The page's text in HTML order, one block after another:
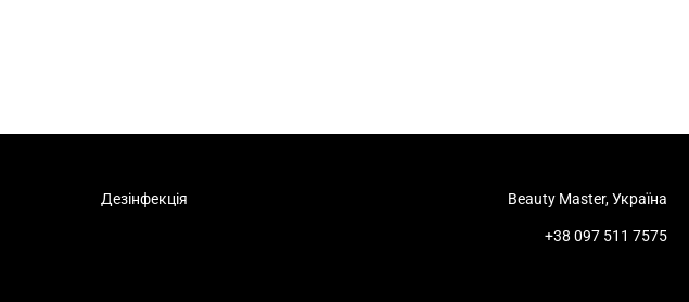
Дезінфекція Beauty Master, Україна
+38 097 511 7575